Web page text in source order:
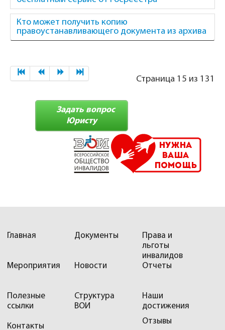
Кто может получить копию
правоустанавливающего документа из архива
Страница 15 из 131
Задать вопрос
Юристу
Главная Документы
Права и
льготы
инвалидов
Мероприятия
Новости Отчеты
Полезные
ссылки
Структура
ВОИ
Наши
достижения
Отзывы
Контакты